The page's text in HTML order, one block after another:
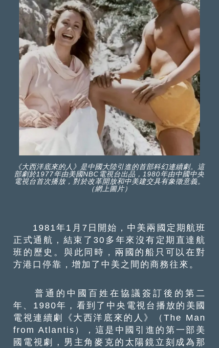
《大西洋底來的人》是中國大陸引進的首部科幻連續劇。這
部劇於1977年由美國NBC電視台出品，1980年由中國中央
電視台首次播放，對於改革開放和中美建交具有象徵意義。
（網上圖片）
1981年1月7日開始，中美兩國定期航班
正式通航，結束了30多年來沒有定期直達航
班的歷史。與此同時，兩國的船只可以在對
方港口停靠，增加了中美之間的商務往來。
普通的中國百姓在協議簽訂後的第二
年、1980年，看到了中央電視台播放的美國
電視連續劇《大西洋底來的人》（The Man
from Atlantis），這是中國引進的第一部美
國電視劇，男主角麥克的太陽鏡立刻成為那